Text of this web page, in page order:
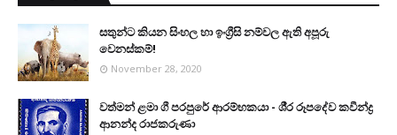
සතුන්ට කියන සිංහල හා ඉංග්‍රීසි නම්වල ඇති අපූරු
වෙනස්කම්!
November 28, 2020
වත්මන් ළමා ගී පරපුරේ ආරම්භකයා - ශී‍්‍ර රූපදේව කවීන්ද්‍ර
ආනන්ද රාජකරුණා